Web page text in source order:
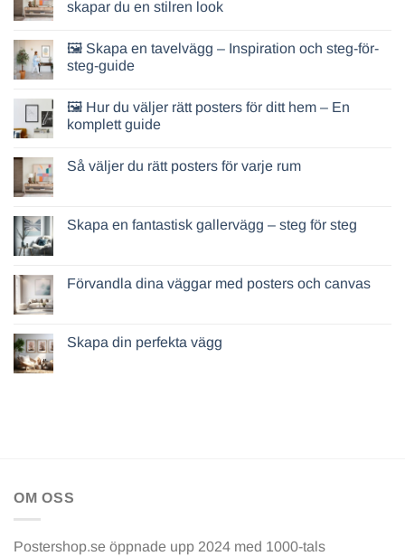
skapar du en stilren look
🖼️ Skapa en tavelvägg – Inspiration och steg-för-
steg-guide
🖼️ Hur du väljer rätt posters för ditt hem – En
komplett guide
Så väljer du rätt posters för varje rum
Skapa en fantastisk gallervägg – steg för steg
Förvandla dina väggar med posters och canvas
Skapa din perfekta vägg
OM OSS
Postershop.se öppnade upp 2024 med 1000-tals